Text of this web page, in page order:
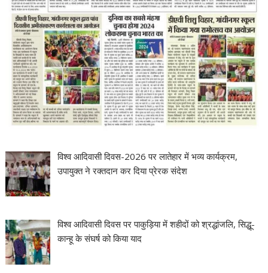
विश्व आदिवासी दिवस-2026 पर लातेहार में भव्य कार्यक्रम,
उपायुक्त ने रक्तदान कर दिया प्रेरक संदेश
विश्व आदिवासी दिवस पर पाकुड़िया में शहीदों को श्रद्धांजलि, सिद्धू-
कान्हू के संघर्ष को किया याद